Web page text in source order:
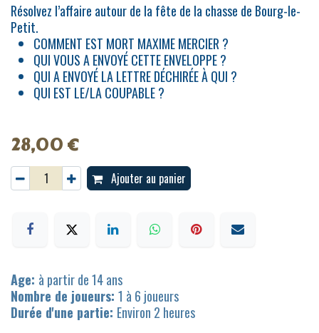
Résolvez l’affaire autour de la fête de la chasse de Bourg-le-
Petit.
COMMENT EST MORT MAXIME MERCIER ?
QUI VOUS A ENVOYÉ CETTE ENVELOPPE ?
QUI A ENVOYÉ LA LETTRE DÉCHIRÉE À QUI ?
QUI EST LE/LA COUPABLE ?
28,00€
Ajouter au panier
Age: à partir de 14 ans
Nombre de joueurs: 1 à 6 joueurs
Durée d'une partie: Environ 2 heures